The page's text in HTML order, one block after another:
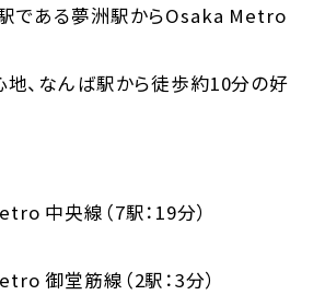
である夢洲駅からOsaka Metro
地、なんば駅から徒歩約10分の好
中央線（7駅：19分）
御堂筋線（2駅：3分）